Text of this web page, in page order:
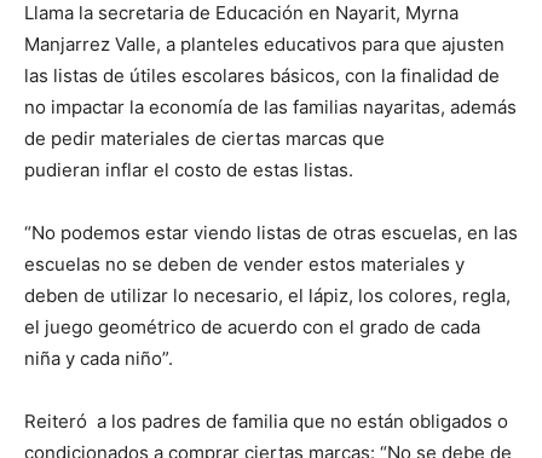
Llama la secretaria de Educación en Nayarit, Myrna
Manjarrez Valle, a planteles educativos para que ajusten
las listas de útiles escolares básicos, con la finalidad de
no impactar la economía de las familias nayaritas, además
de pedir materiales de ciertas marcas que
pudieran inflar el costo de estas listas.
“No podemos estar viendo listas de otras escuelas, en las
escuelas no se deben de vender estos materiales y
deben de utilizar lo necesario, el lápiz, los colores, regla,
el juego geométrico de acuerdo con el grado de cada
niña y cada niño”.
Reiteró a los padres de familia que no están obligados o
condicionados a comprar ciertas marcas: “No se debe de